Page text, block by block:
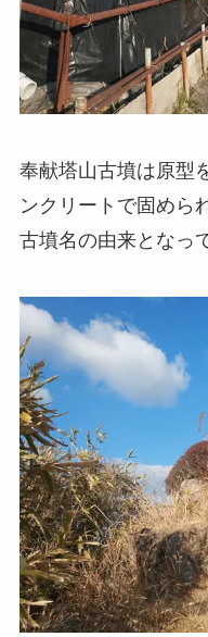
奉献塔山古墳は原型
ンクリートで固めら
古墳名の由来となっ